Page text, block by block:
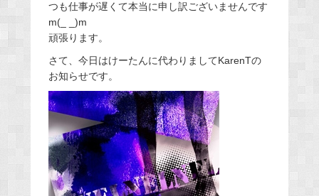
k
つも仕事が遅くて本当に申し訳ございませんです
m(_ _)m
頑張ります。
さて、今日はけーたんに代わりましてKarenTの
お知らせです。